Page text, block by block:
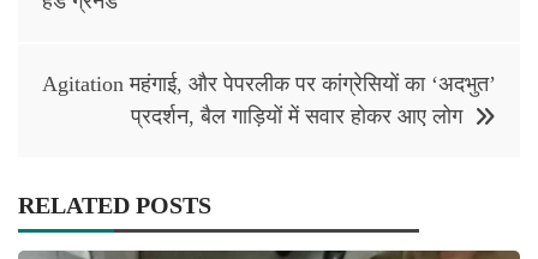
Agitation महंगाई, और पेपरलीक पर कांग्रेसियों का ‘अदभुत’
प्रदर्शन, बैल गाड़ियों में सवार होकर आए लोग
RELATED POSTS